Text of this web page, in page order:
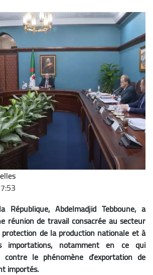
République, Abdelmadjid Tebboune, a
réunion de travail consacrée au secteur
de la production nationale et à
importations, notamment en ce qui
le phénomène d’exportation de
importés.